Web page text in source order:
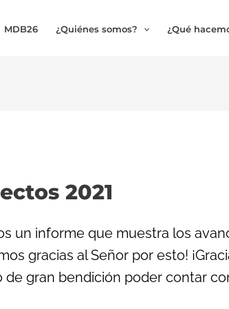
MDB26 ¿Quiénes somos? ¿Qué
2021
un informe que muestra los
gracias al Señor por esto!
de gran bendición poder contar